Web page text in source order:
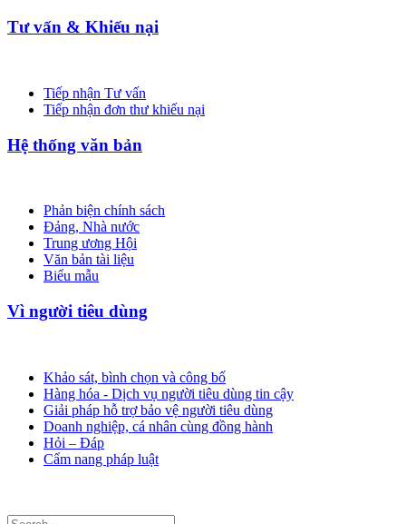
Tư vấn & Khiếu nại
Tiếp nhận Tư vấn
Tiếp nhận đơn thư khiếu nại
Hệ thống văn bản
Phản biện chính sách
Đảng, Nhà nước
Trung ương Hội
Văn bản tài liệu
Biểu mẫu
Vì người tiêu dùng
Khảo sát, bình chọn và công bố
Hàng hóa - Dịch vụ người tiêu dùng tin cậy
Giải pháp hỗ trợ bảo vệ người tiêu dùng
Doanh nghiệp, cá nhân cùng đồng hành
Hỏi – Đáp
Cẩm nang pháp luật